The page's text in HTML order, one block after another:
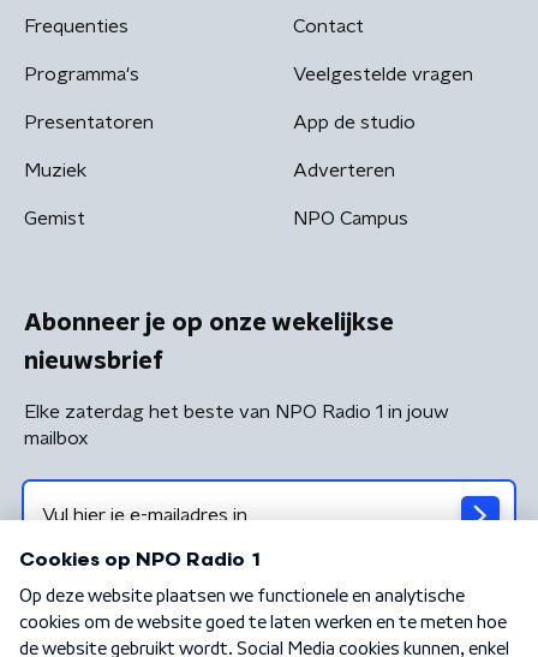
Frequenties
Programma's
Presentatoren
Muziek
Gemist
Contact
Veelgestelde vragen
App de studio
Adverteren
NPO Campus
Abonneer je op onze wekelijkse
nieuwsbrief
Elke zaterdag het beste van NPO Radio 1 in jouw
mailbox